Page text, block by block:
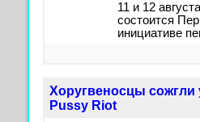
11 и 12
состоится
инициативе
Хоругвеносцы
Pussy Riot